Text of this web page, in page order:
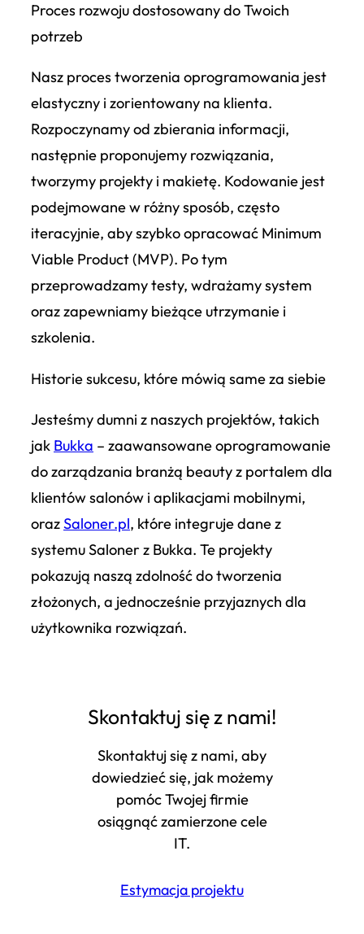
Proces rozwoju dostosowany do Twoich
potrzeb
Nasz proces tworzenia oprogramowania jest
elastyczny i zorientowany na klienta.
Rozpoczynamy od zbierania informacji,
następnie proponujemy rozwiązania,
tworzymy projekty i makietę. Kodowanie jest
podejmowane w różny sposób, często
iteracyjnie, aby szybko opracować Minimum
Viable Product (MVP). Po tym
przeprowadzamy testy, wdrażamy system
oraz zapewniamy bieżące utrzymanie i
szkolenia.
Historie sukcesu, które mówią same za siebie
Jesteśmy dumni z naszych projektów, takich
jak Bukka – zaawansowane oprogramowanie
do zarządzania branżą beauty z portalem dla
klientów salonów i aplikacjami mobilnymi,
orazSaloner.pl, które integruje dane z
systemu Saloner z Bukka. Te projekty
pokazują naszą zdolność do tworzenia
złożonych, a jednocześnie przyjaznych dla
użytkownika rozwiązań.
Skontaktuj się z nami!
Skontaktuj się z nami, aby
dowiedzieć się, jak możemy
pomóc Twojej firmie
osiągnąć zamierzone cele
IT.
Estymacja projektu